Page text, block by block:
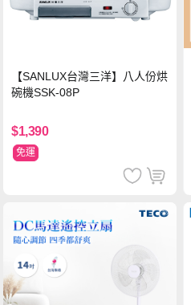
【SANLUX台灣三洋】八人份烘
碗機SSK-08P
$1,390
免運